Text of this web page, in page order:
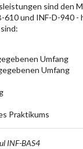
sind den
und INF-D-940
Umfang
Umfang
Praktikums
INF-BAS4